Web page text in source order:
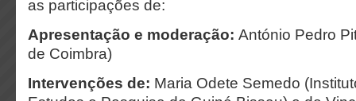
as participações de:
Apresentação e moderação: António Pedro
de Coimbra)
Intervenções de: Maria Odete Semedo